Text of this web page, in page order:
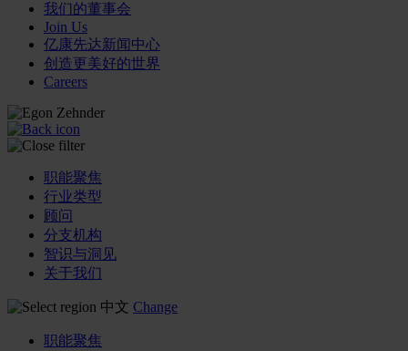
我们的董事会
Join Us
亿康先达新闻中心
创造更美好的世界
Careers
职能聚焦
行业类型
顾问
分支机构
智识与洞见
关于我们
中文 Change
职能聚焦